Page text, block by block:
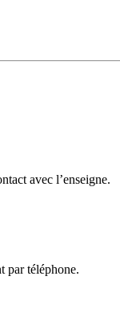
prospects.
avec l’enseigne.
par téléphone.